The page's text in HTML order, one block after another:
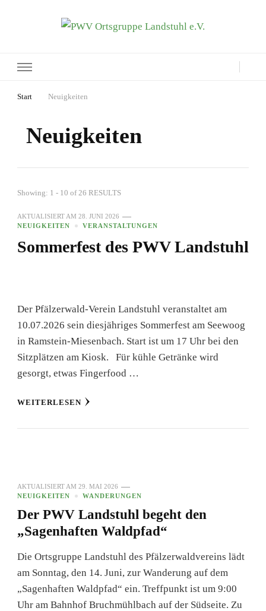
Start Neuigkeiten
Neuigkeiten
Showing: 1 - 10 of 26 RESULTS
AKTUALISIERT AM 28. JUNI 2026
NEUIGKEITEN
VERANSTALTUNGEN
Sommerfest des PWV Landstuhl
Der Pfälzerwald-Verein Landstuhl veranstaltet am
10.07.2026 sein diesjähriges Sommerfest am Seewoog
in Ramstein-Miesenbach. Start ist um 17 Uhr bei den
Sitzplätzen am Kiosk. Für kühle Getränke wird
gesorgt, etwas Fingerfood …
WEITERLESEN
AKTUALISIERT AM 29. MAI 2026
NEUIGKEITEN
WANDERUNGEN
Der PWV Landstuhl begeht den
„Sagenhaften Waldpfad“
Die Ortsgruppe Landstuhl des Pfälzerwaldvereins lädt
am Sonntag, den 14. Juni, zur Wanderung auf dem
„Sagenhaften Waldpfad“ ein. Treffpunkt ist um 9:00
Uhr am Bahnhof Bruchmühlbach auf der Südseite. Zu